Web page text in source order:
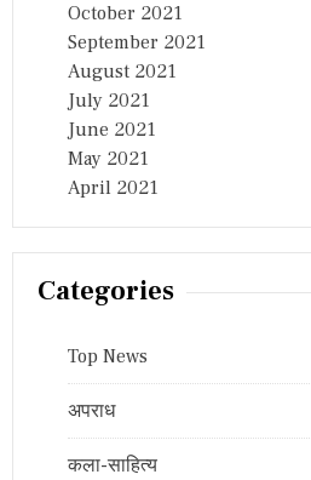
October 2021
September 2021
August 2021
July 2021
June 2021
May 2021
April 2021
Categories
Top News
अपराध
कला-साहित्य